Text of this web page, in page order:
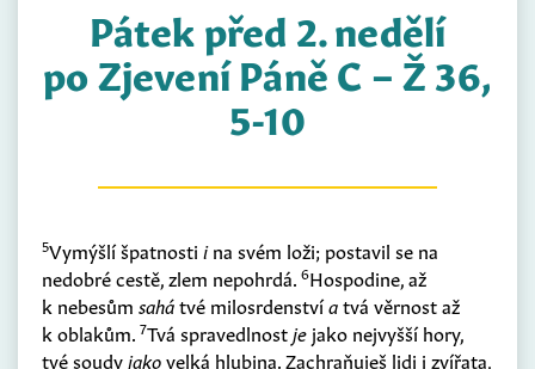
Pátek před 2. nedělí
po Zjevení Páně C – Ž 36,
5-10
5Vymýšlí špatnosti ina svém loži; postavil se na
nedobré cestě, zlem nepohrdá. 6Hospodine, až
k nebesům sahátvé milosrdenstvíatvá věrnost až
k oblakům. 7Tvá spravedlnostje jako nejvyšší hory,
tvé soudyjakovelká hlubina. Zachraňuješ lidi i zvířata,